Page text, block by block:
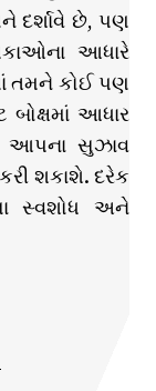
દર્શાવે છે, પણ
આધારે
તમને કોઈ પણ
બોક્ષમાં આધાર
આપના સુઝાવ
શકાશે. દરેક
સ્વશોધ અને